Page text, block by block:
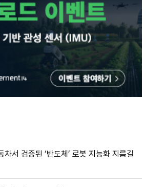
서 검증된 ‘반도체’ 로봇 지능화 지름길